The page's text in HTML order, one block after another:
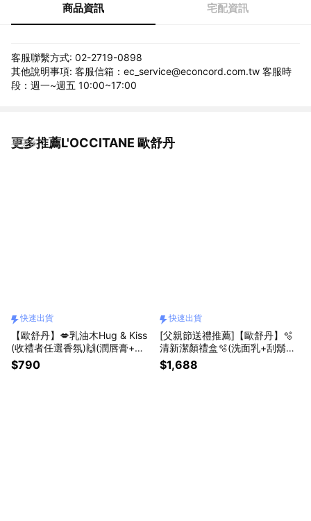
商品資訊 宅配資訊
客服聯繫方式: 02-2719-0898
其他說明事項: 客服信箱：ec_service@econcord.com.tw 客服時
段：週一~週五 10:00~17:00
更多推薦L'OCCITANE 歐舒丹
看更多
快速出貨
【歐舒丹】💋乳油木Hug & Kiss
(收禮者任選香氛)🙌(潤唇膏+護
手霜+禮盒)『LINE禮物獨家組
合』[快速出貨]
$790
快速出貨
[父親節送禮推薦]【歐舒丹】🫧
清新潔顏禮盒🫧(洗面乳+刮鬍膠
+禮盒)『LINE禮物獨家組合』
[快速出貨]
$1,688